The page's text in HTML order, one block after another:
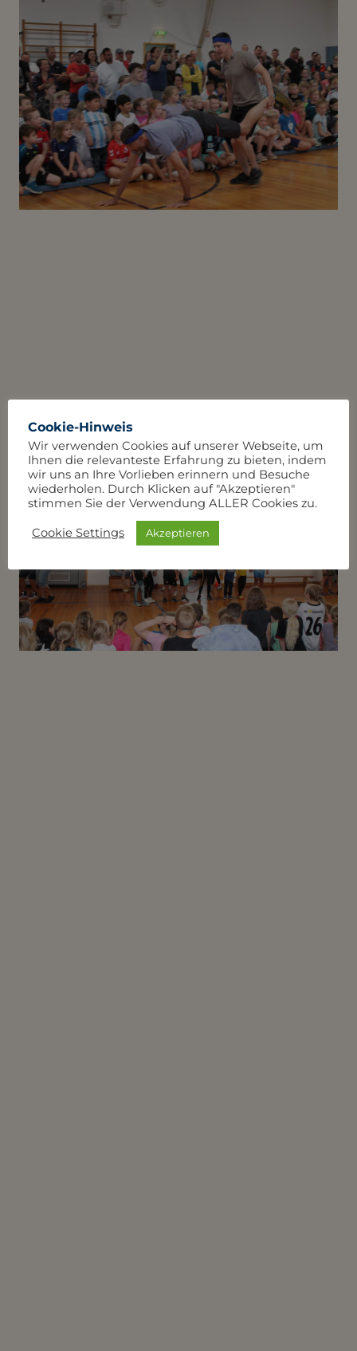
Cookie-Hinweis
Wir verwenden Cookies auf unserer Webseite, um
Ihnen die relevanteste Erfahrung zu bieten, indem
wir uns an Ihre Vorlieben erinnern und Besuche
wiederholen. Durch Klicken auf "Akzeptieren"
stimmen Sie der Verwendung ALLER Cookies zu.
Cookie Settings Akzeptieren